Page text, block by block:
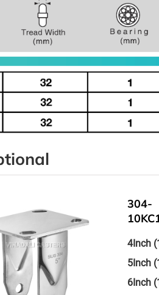
10KC125TN
4Inch (100mm)
5Inch (125mm)
6Inch (150mm)